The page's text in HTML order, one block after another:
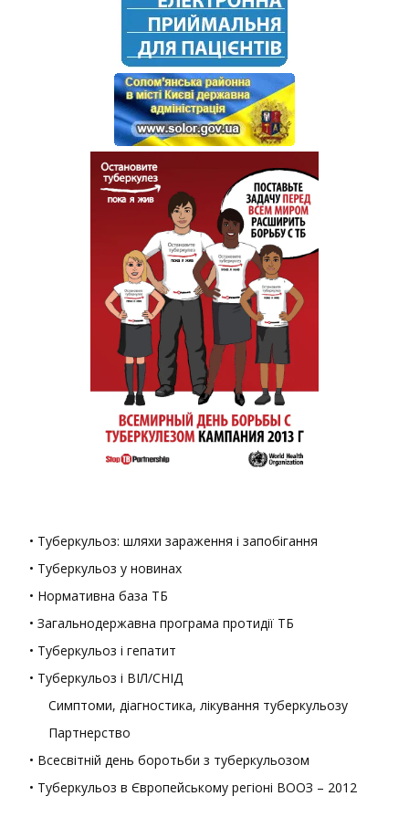
• Туберкульоз: шляхи зараження і запобігання
• Туберкульоз у новинах
• Нормативна база ТБ
• Загальнодержавна програма протидії ТБ
• Туберкульоз і гепатит
• Туберкульоз і ВІЛ/СНІД
Симптоми, діагностика, лікування туберкульозу
Партнерство
• Всесвітній день боротьби з туберкульозом
• Туберкульоз в Європейському регіоні ВООЗ – 2012